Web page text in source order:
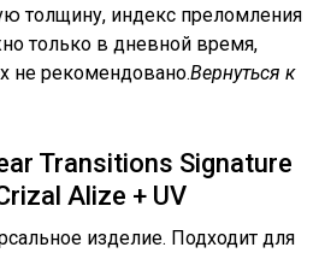
толщину, индекс преломления
только в дневной время,
не рекомендовано.Вернуться к
Transitions Signature
Alize + UV
изделие. Подходит для